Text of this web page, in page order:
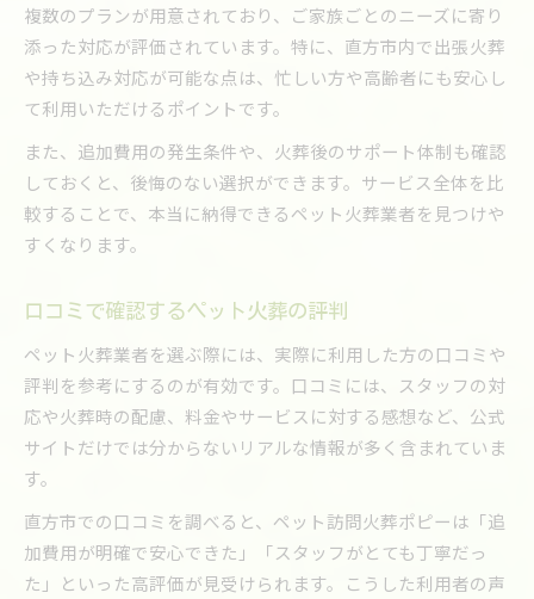
複数のプランが用意されており、ご家族ごとのニーズに寄り
添った対応が評価されています。特に、直方市内で出張火葬
や持ち込み対応が可能な点は、忙しい方や高齢者にも安心し
て利用いただけるポイントです。
また、追加費用の発生条件や、火葬後のサポート体制も確認
しておくと、後悔のない選択ができます。サービス全体を比
較することで、本当に納得できるペット火葬業者を見つけや
すくなります。
口コミで確認するペット火葬の評判
ペット火葬業者を選ぶ際には、実際に利用した方の口コミや
評判を参考にするのが有効です。口コミには、スタッフの対
応や火葬時の配慮、料金やサービスに対する感想など、公式
サイトだけでは分からないリアルな情報が多く含まれていま
す。
直方市での口コミを調べると、ペット訪問火葬ポピーは「追
加費用が明確で安心できた」「スタッフがとても丁寧だっ
た」といった高評価が見受けられます。こうした利用者の声